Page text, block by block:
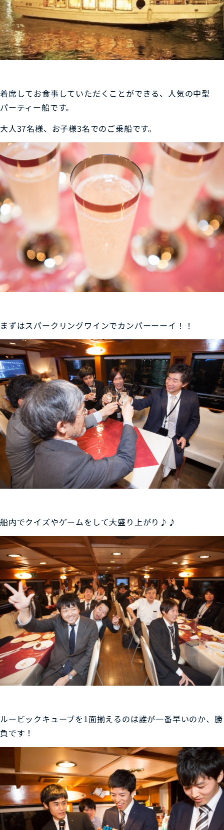
着席してお食事していただくことができる、人気の中型
パーティー船です。
大人37名様、お子様3名でのご乗船です。
まずはスパークリングワインでカンパーーーイ！！
船内でクイズやゲームをして大盛り上がり♪♪
ルービックキューブを1面揃えるのは誰が一番早いのか、勝
負です！